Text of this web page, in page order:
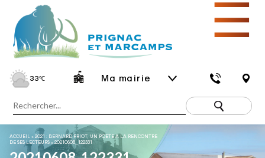
33℃ Ma mairie
☰
ACCUEIL »2021 : BERNARD FRIOT, UN POÈTE À LA RENCONTRE
DE SES LECTEURS »20210608_122331